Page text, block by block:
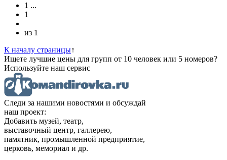
1 ...
1
из 1
К началу страницы↑
Ищете лучшие цены для групп от 10 человек или 5 номеров?
Используйте наш сервис
Следи за нашими новостями и обсуждай
наш проект:
Добавить музей, театр,
выставочный центр, галлерею,
памятник, промышленной предприятие,
церковь, мемориал и др.